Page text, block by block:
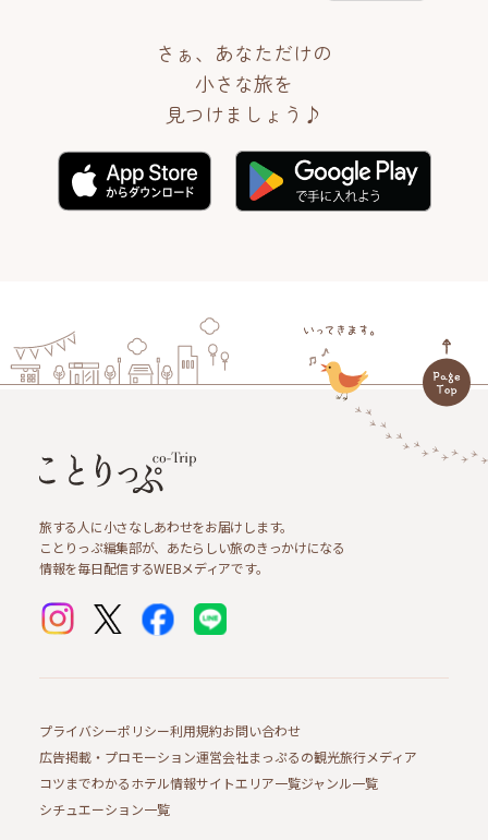
さぁ、あなただけの
小さな旅を
見つけましょう♪
旅する人に小さなしあわせをお届けします。
ことりっぷ編集部が、あたらしい旅のきっかけになる
情報を毎日配信するWEBメディアです。
プライバシーポリシー利用規約お問い合わせ
広告掲載・プロモーション運営会社まっぷるの観光旅行メディア
コツまでわかるホテル情報サイトエリア一覧ジャンル一覧
シチュエーション一覧